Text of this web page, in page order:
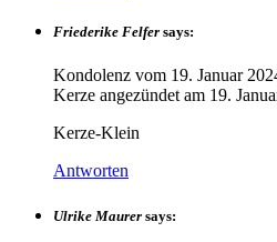
Friederike Felfer says:
Kondolenz vom 19. Januar
Kerze angezündet am 19.
Kerze-Klein
Antworten
Ulrike Maurer says: